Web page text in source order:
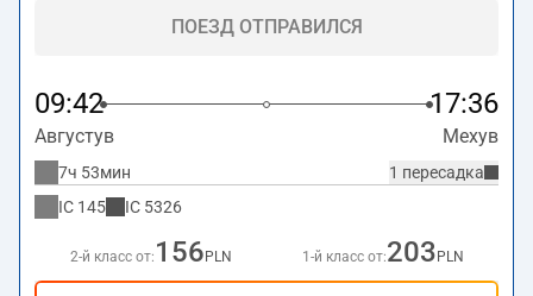
ПОЕЗД ОТПРАВИЛСЯ
09:42 17:36
Августув Мехув
1 пересадка
7ч 53мин
IC 145 IC 5326
2-й класс от: 156 PLN 1-й класс от:203 PLN